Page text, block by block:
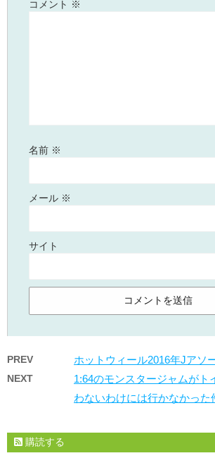
コメント ※
名前 ※
メール ※
サイト
PREV ホットウィール2016年Jアソ
NEXT
1:64のモンスタージャムがト
わないわけには行かなかった
購読する